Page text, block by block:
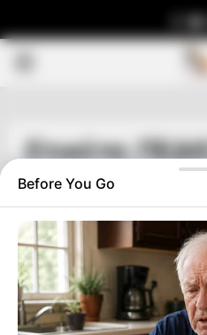
Ετικέτα:
ΠΟΣΟ ΔΥΣΚΟΛΟ ΕΙΝΑΙ
ΑΝΘΡΩΠΟΣ ΣΗΜΕΡΑ
ΠΟΣΟ ΔΥΣΚΟΛΟ ΕΙΝΑΙ ΝΑ ΕΙΣΑΙ
ΣΧΕΣΗ ΕΧΕΙ ΑΥΤΟ ΜΕ ΤΟΝ
ΑΝΤΙΜΕΤΩΠΙΖΟΥΜΕ……. ΠΑΜΕ
Before You Go